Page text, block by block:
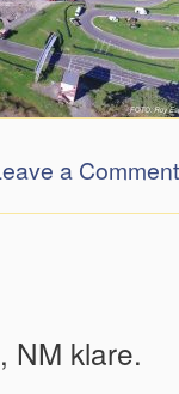
a Comment
NM klare.